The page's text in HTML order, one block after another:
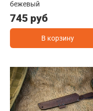
бежевый
745 руб
В корзину